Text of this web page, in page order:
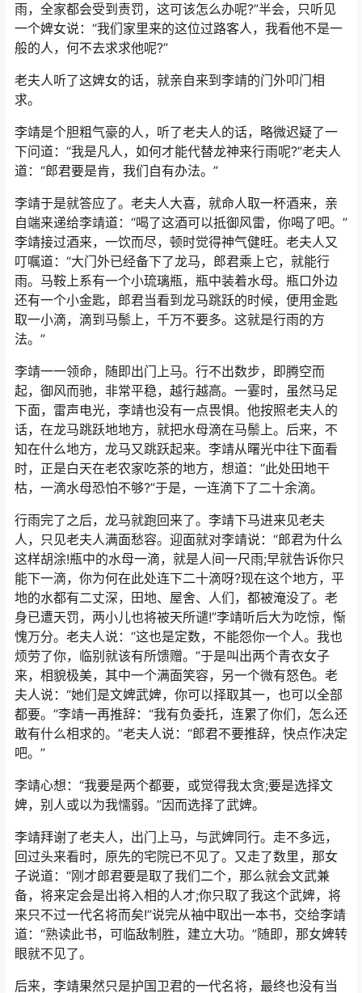
雨，全家都会受到责罚，这可该怎么办呢?”半会，只听见
一个婢女说：“我们家里来的这位过路客人，我看他不是一
般的人，何不去求求他呢?”
老夫人听了这婢女的话，就亲自来到李靖的门外叩门相
求。
李靖是个胆粗气豪的人，听了老夫人的话，略微迟疑了一
下问道：“我是凡人，如何才能代替龙神来行雨呢?”老夫人
道：“郎君要是肯，我们自有办法。”
李靖于是就答应了。老夫人大喜，就命人取一杯酒来，亲
自端来递给李靖道：“喝了这酒可以抵御风雷，你喝了吧。”
李靖接过酒来，一饮而尽，顿时觉得神气健旺。老夫人又
叮嘱道：“大门外已经备下了龙马，郎君乘上它，就能行
雨。马鞍上系有一个小琉璃瓶，瓶中装着水母。瓶口外边
还有一个小金匙，郎君当看到龙马跳跃的时候，便用金匙
取一小滴，滴到马鬃上，千万不要多。这就是行雨的方
法。”
李靖一一领命，随即出门上马。行不出数步，即腾空而
起，御风而驰，非常平稳，越行越高。一霎时，虽然马足
下面，雷声电光，李靖也没有一点畏惧。他按照老夫人的
话，在龙马跳跃地地方，就把水母滴在马鬃上。后来，不
知在什么地方，龙马又跳跃起来。李靖从曙光中往下面看
时，正是白天在老农家吃茶的地方，想道：“此处田地干
枯，一滴水母恐怕不够?”于是，一连滴下了二十余滴。
行雨完了之后，龙马就跑回来了。李靖下马进来见老夫
人，只见老夫人满面愁容。迎面就对李靖说：“郎君为什么
这样胡涂!瓶中的水母一滴，就是人间一尺雨;早就告诉你只
能下一滴，你为何在此处连下二十滴呀?现在这个地方，平
地的水都有二丈深，田地、屋舍、人们，都被淹没了。老
身已遭天罚，两小儿也将被天所谴!”李靖听后大为吃惊，惭
愧万分。老夫人说：“这也是定数，不能怨你一个人。我也
烦劳了你，临别就该有所馈赠。”于是叫出两个青衣女子
来，相貌极美，其中一个满面笑容，另一个微有怒色。老
夫人说：“她们是文婢武婢，你可以择取其一，也可以全部
都要。”李靖一再推辞：“我有负委托，连累了你们，怎么还
敢有什么相求的。”老夫人说：“郎君不要推辞，快点作决定
吧。”
李靖心想：“我要是两个都要，或觉得我太贪;要是选择文
婢，别人或以为我懦弱。”因而选择了武婢。
李靖拜谢了老夫人，出门上马，与武婢同行。走不多远，
回过头来看时，原先的宅院已不见了。又走了数里，那女
子说道：“刚才郎君要是取了我们二个，那么就会文武兼
备，将来定会是出将入相的人才;你只取了我这个武婢，将
来只不过一代名将而矣!”说完从袖中取出一本书，交给李靖
道：“熟读此书，可临敌制胜，建立大功。”随即，那女婢转
眼就不见了。
后来，李靖果然只是护国卫君的一代名将，最终也没有当